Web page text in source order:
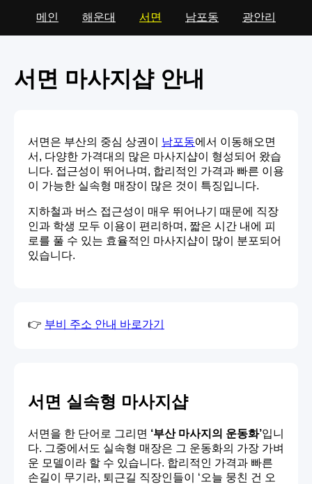
메인 해운대 서면 남포동 광안리
서면 마사지샵 안내
서면은 부산의 중심 상권이 남포동에서 이동해오면
서, 다양한 가격대의 많은 마사지샵이 형성되어 왔습
니다. 접근성이 뛰어나며, 합리적인 가격과 빠른 이용
이 가능한 실속형 매장이 많은 것이 특징입니다.
지하철과 버스 접근성이 매우 뛰어나기 때문에 직장
인과 학생 모두 이용이 편리하며, 짧은 시간 내에 피
로를 풀 수 있는 효율적인 마사지샵이 많이 분포되어
있습니다.
👉 부비 주소 안내 바로가기
서면 실속형 마사지샵
서면을 한 단어로 그리면 ‘부산 마사지의 운동화’입니
다. 그중에서도 실속형 매장은 그 운동화의 가장 가벼
운 모델이라 할 수 있습니다. 합리적인 가격과 빠른
손길이 무기라, 퇴근길 직장인들이 ‘오늘 뭉친 건 오